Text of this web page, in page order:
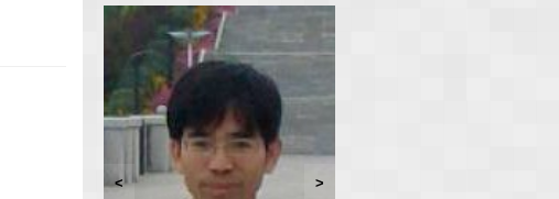
< >